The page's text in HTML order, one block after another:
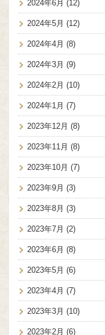
2024年6月 (12)
2024年5月 (12)
2024年4月 (8)
2024年3月 (9)
2024年2月 (10)
2024年1月 (7)
2023年12月 (8)
2023年11月 (8)
2023年10月 (7)
2023年9月 (3)
2023年8月 (3)
2023年7月 (2)
2023年6月 (8)
2023年5月 (6)
2023年4月 (7)
2023年3月 (10)
2023年2月 (6)